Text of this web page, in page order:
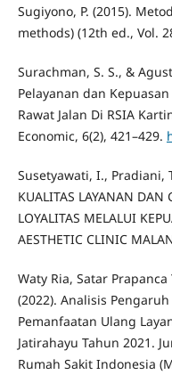
Sugiyono, P. (2015).
methods) (12th ed., Vol.
Surachman, S. S., &
Pelayanan dan
Rawat Jalan Di RSIA
Economic, 6(2), 421–429.
Susetyawati, I., Pradiani,
KUALITAS LAYANAN DAN
LOYALITAS MELALUI
AESTHETIC CLINIC
Waty Ria, Satar
(2022). Analisis
Pemanfaatan Ulang
Jatirahayu Tahun 2021.
Rumah Sakit Indonesia